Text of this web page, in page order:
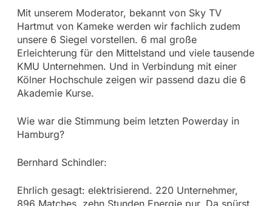
Mit unserem Moderator, bekannt von Sky TV
Hartmut von Kameke werden wir fachlich zudem
unsere 6 Siegel vorstellen. 6 mal große
Erleichterung für den Mittelstand und viele tausende
KMU Unternehmen. Und in Verbindung mit einer
Kölner Hochschule zeigen wir passend dazu die 6
Akademie Kurse.
Wie war die Stimmung beim letzten Powerday in
Hamburg?
Bernhard Schindler:
Ehrlich gesagt: elektrisierend. 220 Unternehmer,